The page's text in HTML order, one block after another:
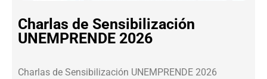
Charlas de Sensibilización
UNEMPRENDE 2026
Charlas de Sensibilización UNEMPRENDE 2026